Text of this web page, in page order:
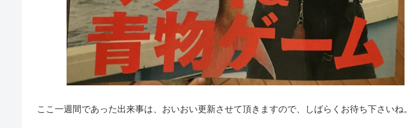
ここ一週間であった出来事は、おいおい更新させて頂きますので、しばらくお待ち下さいね。